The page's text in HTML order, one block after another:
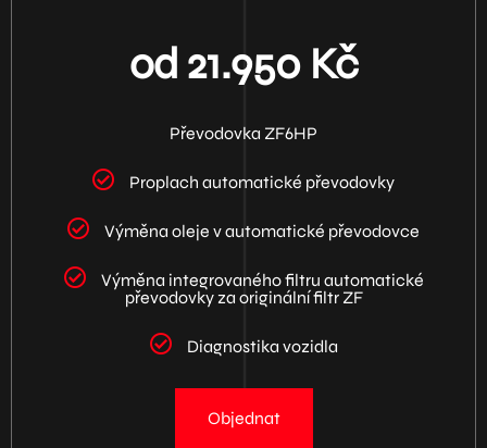
od 21.950 Kč
Převodovka ZF6HP
Proplach automatické převodovky
Výměna oleje v automatické převodovce
Výměna integrovaného filtru automatické
převodovky za originální filtr ZF
Diagnostika vozidla
Objednat